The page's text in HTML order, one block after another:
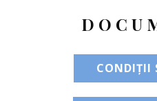
CONDIȚII